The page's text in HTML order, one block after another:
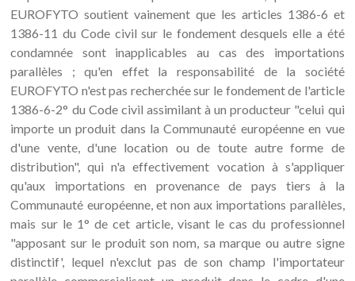
EUROFYTO soutient vainement que les articles 1386-6 et
1386-11 du Code civil sur le fondement desquels elle a été
condamnée sont inapplicables au cas des importations
parallèles ; qu'en effet la responsabilité de la société
EUROFYTO n'est pas recherchée sur le fondement de l'article
1386-6-2° du Code civil assimilant à un producteur "celui qui
importe un produit dans la Communauté européenne en vue
d'une vente, d'une location ou de toute autre forme de
distribution", qui n'a effectivement vocation à s'appliquer
qu'aux importations en provenance de pays tiers à la
Communauté européenne, et non aux importations parallèles,
mais sur le 1° de cet article, visant le cas du professionnel
"apposant sur le produit son nom, sa marque ou autre signe
distinctif', lequel n'exclut pas de son champ l'importateur